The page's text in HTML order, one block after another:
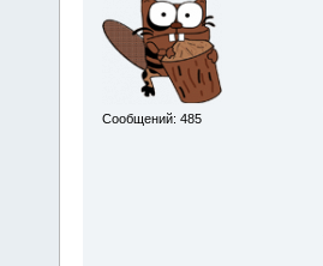
Сообщений: 485